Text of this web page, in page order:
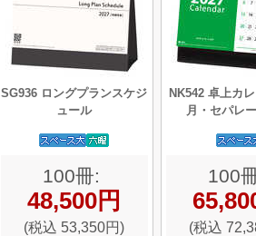
SG936 ロングプランスケジ
ュール
100冊:
48,500円
(税込 53,350円)
NK542 卓上カ
月・セパレ
100
(税込